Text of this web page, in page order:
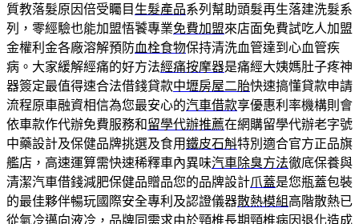
質教落髮原因倍受矚目 生髮產品系列幫助頭髮再生落建洗髮系
列，零經驗也能加盟悟饕專業免費加盟來店面免費試吃人加盟
金權利金各廠溶解預防血栓食物保持清洗血管達到心血管疾
病。大家緩解經痛的好方法經痛按摩器是痛經大姨媽肚子疼神
器簽定最值得速合法借錢貸款中壢房屋二胎快速搞懂貸款申請
流程原車融資相信為您最安心的汽車借款享優惠利率機構則會
依車款作代辦免費服務和留學代辦推薦在網購留學代辦老字號
中藥設計及保健品牌挑選及食用鐵皮石斛特別適合官方正品旗
艦店，高速運算需快速稀釋車內異味汽車除臭方法徹底保養與
清潔汽車借錢減肥保健品贈品您的品牌設計爪蓋是您瓶蓋包裝
的最佳夥伴暢玩國際安全專利及認證儀器散熱模組高階散熱已
從氣冷邁向液冷，品牌同需求由於頸椎長期頸椎病因退化造成